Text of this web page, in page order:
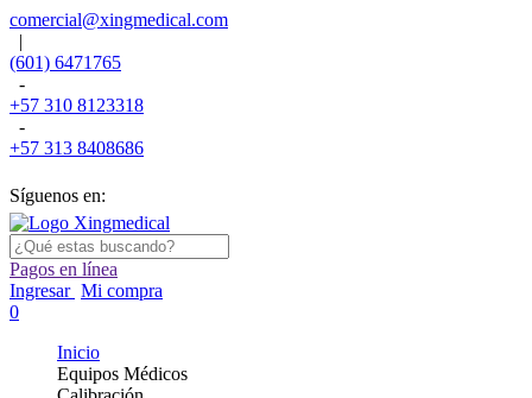
comercial@xingmedical.com
|
(601) 6471765
-
+57 310 8123318
-
+57 313 8408686
Síguenos en:
Pagos en línea
Ingresar Mi compra
0
Inicio
Equipos Médicos